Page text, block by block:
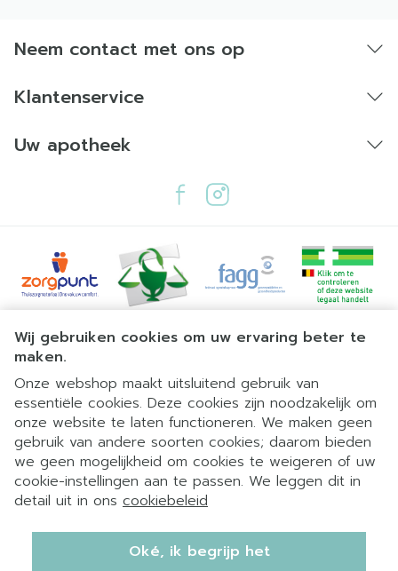
Wij gebruiken cookies om uw ervaring beter te
maken.
Onze webshop maakt uitsluitend gebruik van
essentiële cookies. Deze cookies zijn noodzakelijk om
onze website te laten functioneren. We maken geen
gebruik van andere soorten cookies; daarom bieden
we geen mogelijkheid om cookies te weigeren of uw
cookie-instellingen aan te passen. We leggen dit in
detail uit in ons cookiebeleid
Oké, ik begrijp het
Neem contact met ons op
Klantenservice
Uw apotheek
Juridische links